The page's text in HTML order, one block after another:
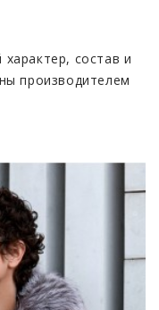
состав и
производителем